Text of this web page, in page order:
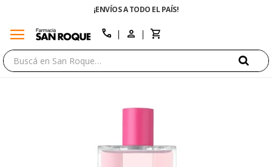
¡ENVÍOS A TODO EL PAÍS!
menu call
close